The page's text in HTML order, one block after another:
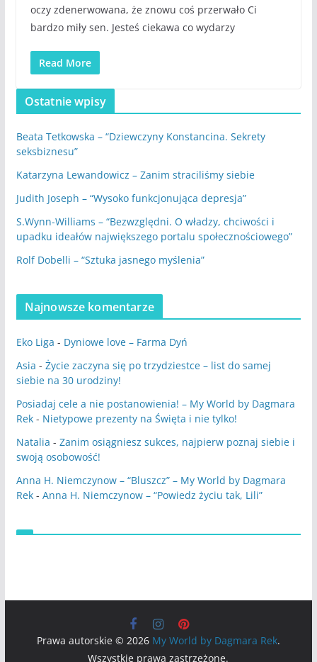
oczy zdenerwowana, że znowu coś przerwało Ci
bardzo miły sen. Jesteś ciekawa co wydarzy
Read More
Ostatnie wpisy
Beata Tetkowska – “Dziewczyny Konstancina. Sekrety
seksbiznesu”
Katarzyna Lewandowicz – Zanim straciliśmy siebie
Judith Joseph – “Wysoko funkcjonująca depresja”
S.Wynn-Williams – “Bezwzględni. O władzy, chciwości i
upadku ideałów największego portalu społecznościowego”
Rolf Dobelli – “Sztuka jasnego myślenia”
Najnowsze komentarze
Eko Liga - Dyniowe love – Farma Dyń
Asia - Życie zaczyna się po trzydziestce – list do samej
siebie na 30 urodziny!
Posiadaj cele a nie postanowienia! – My World by Dagmara
Rek- Nietypowe prezenty na Święta i nie tylko!
Natalia - Zanim osiągniesz sukces, najpierw poznaj siebie i
swoją osobowość!
Anna H. Niemczynow – “Bluszcz” – My World by Dagmara
Rek- Anna H. Niemczynow – “Powiedz życiu tak, Lili”
Prawa autorskie © 2026 My World by Dagmara Rek.
Wszystkie prawa zastrzeżone.